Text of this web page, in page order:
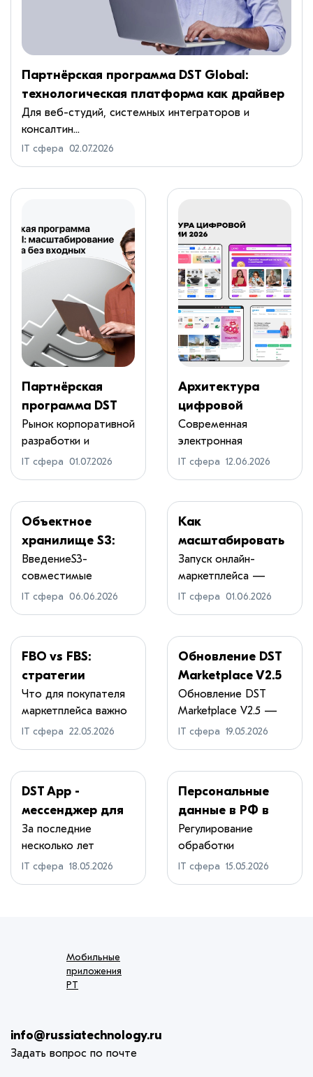
Партнёрская программа DST Global:
технологическая платформа как драйвер
масштабирования IT-бизнеса
Для веб-студий, системных интеграторов и
консалтин...
IT сфера 02.07.2026
Партнёрская
программа DST
Global:
масштабировани
е IT-бизнеса без
входных
барьеров
Рынок корпоративной
разработки и
внедрения готовых...
IT сфера 01.07.2026
Архитектура
цифровой
коммерции 2026:
гид по бизнес-
моделям,
трендам и
стратегическому
выбору
Современная
электронная
коммерция
IT сфера 12.06.2026
Объектное
хранилище S3:
практическое
руководство для
администраторо
в и DevOps
ВведениеS3-
совместимые
объектные
IT сфера 06.06.2026
Как
масштабировать
маркетплейс: от
стратегии до
устойчивого
роста
Запуск онлайн-
маркетплейса —
нетривиальная з...
IT сфера 01.06.2026
FBO vs FBS:
стратегии
мотивации
продавцов для
операторов
маркетплейсов
Что для покупателя
маркетплейса важно
не меньше, ч...
IT сфера 22.05.2026
Обновление DST
Marketplace V2.5
— Май 2026
Обновление DST
Marketplace V2.5 —
это наш с...
IT сфера 19.05.2026
DST App -
мессенджер для
организации
За последние
несколько лет
корпоративные
IT сфера 18.05.2026
Персональные
данные в РФ в
2026 году: гайд
для
маркетплейсов и
интернет‑магази
Регулирование
обработки
персональных данных
IT сфера 15.05.2026
Мобильные
приложения
РТ
info@russiatechnology.ru
Задать вопрос по почте